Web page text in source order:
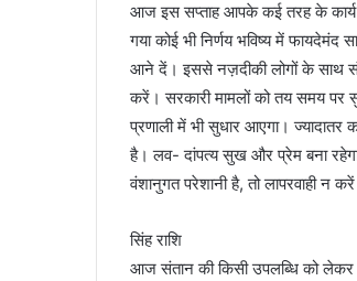
आज इस सप्ताह आपके कई तरह के कार्य
गया कोई भी निर्णय भविष्य में फायदेमंद
आने दें। इससे नज़दीकी लोगों के साथ
करें। सरकारी मामलों को तय समय पर
प्रणाली में भी सुधार आएगा।
है। लव- दांपत्य सुख और प्रेम बना
वंशानुगत परेशानी है, तो लापरवाही न
सिंह राशि
आज संतान की किसी उपलब्धि को लेकर